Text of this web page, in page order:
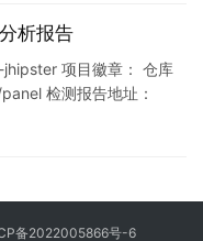
析报告
项目徽章： 仓库
检测报告地址：
Mu…
备2022005866号-6